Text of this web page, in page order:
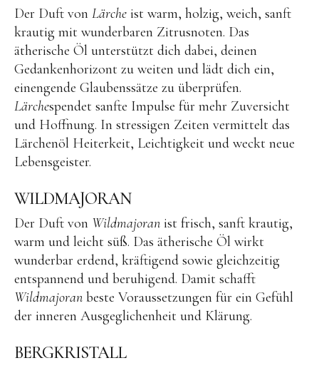
InstagramFacebookAloha
Senses
|
Natural
Perfumes
CORINNA KUHNERT
Medialität & Meditation
Architektin | Naturparfumeurin
Der Duft von Lärche ist warm, holzig, weich, sanft
krautig mit wunderbaren Zitrusnoten. Das
ätherische Öl unterstützt dich dabei, deinen
Gedankenhorizont zu weiten und lädt dich ein,
einengende Glaubenssätze zu überprüfen.
Lärchespendet sanfte Impulse für mehr Zuversicht
und Hoffnung. In stressigen Zeiten vermittelt das
Lärchenöl Heiterkeit, Leichtigkeit und weckt neue
Lebensgeister.
WILDMAJORAN
Der Duft von Wildmajoran ist frisch, sanft krautig,
warm und leicht süß. Das ätherische Öl wirkt
wunderbar erdend, kräftigend sowie gleichzeitig
entspannend und beruhigend. Damit schafft
Wildmajoran beste Voraussetzungen für ein Gefühl
der inneren Ausgeglichenheit und Klärung.
BERGKRISTALL